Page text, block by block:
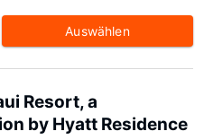
Auswählen
Resort, a
by Hyatt Residence